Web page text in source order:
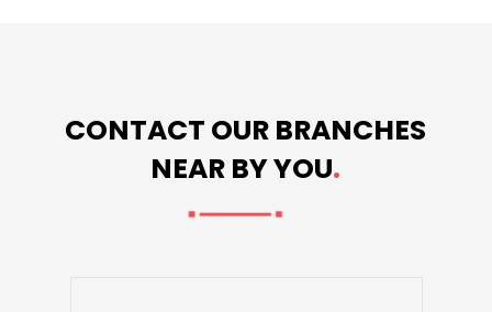
CONTACT OUR BRANCHES
NEAR BY YOU.